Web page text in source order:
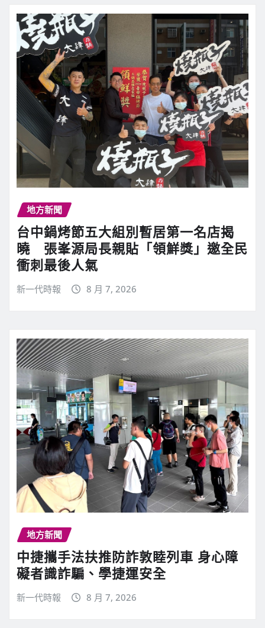
地方新聞
台中鍋烤節五大組別暫居第一名店揭
曉 張峯源局長親貼「領鮮獎」邀全民
衝刺最後人氣
新一代時報 8 月 7, 2026
地方新聞
中捷攜手法扶推防詐敦睦列車 身心障
礙者識詐騙、學捷運安全
新一代時報 8 月 7, 2026